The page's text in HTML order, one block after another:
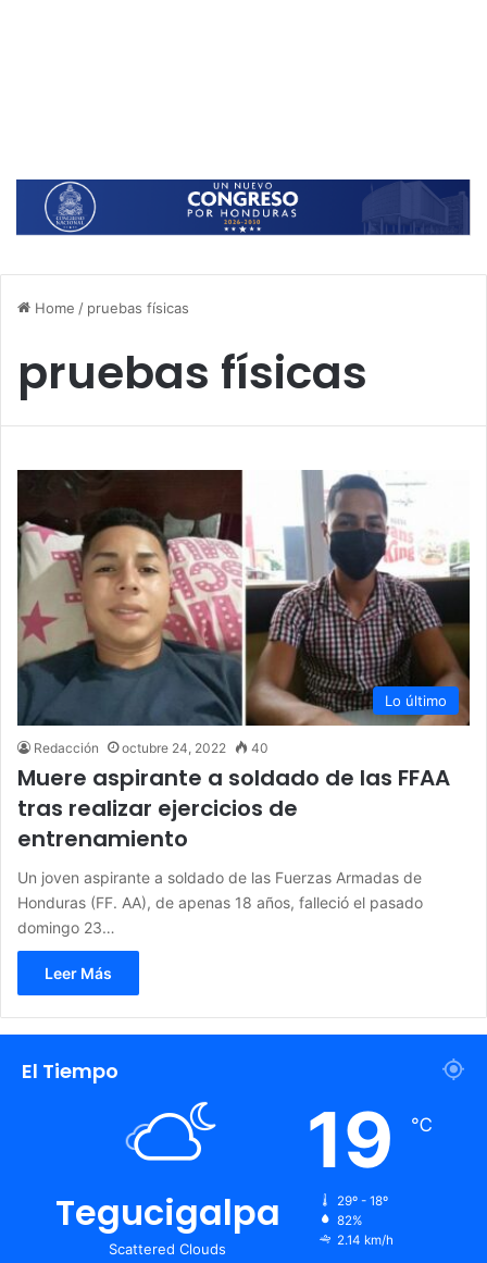
Home / pruebas físicas
pruebas físicas
Lo último
Redacción octubre 24, 2022 40
Muere aspirante a soldado de las FFAA
tras realizar ejercicios de
entrenamiento
Un joven aspirante a soldado de las Fuerzas Armadas de
Honduras (FF. AA), de apenas 18 años, falleció el pasado
domingo 23…
Leer Más
El Tiempo
Tegucigalpa
Scattered Clouds
19 ℃
29º - 18º
82%
2.14 km/h